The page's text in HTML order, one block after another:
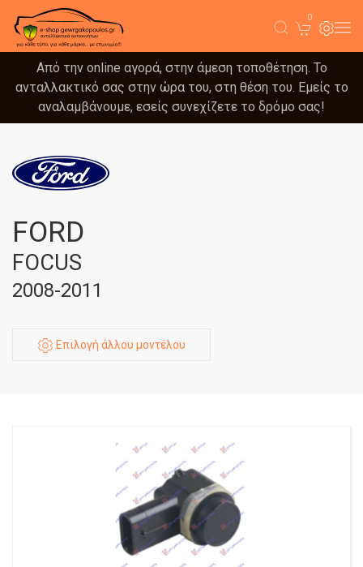
0
Από την online αγορά, στην άμεση τοποθέτηση. Το
ανταλλακτικό σας στην ώρα του, στη θέση του. Εμείς το
αναλαμβάνουμε, εσείς συνεχίζετε το δρόμο σας!
FORD
FOCUS
2008-2011
Επιλογή άλλου μοντέλου